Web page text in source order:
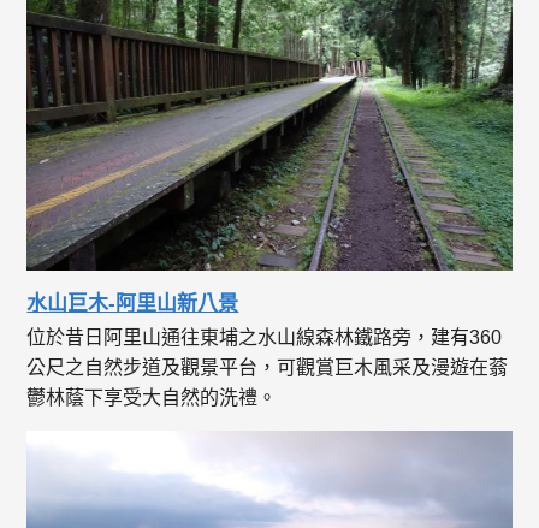
水山巨木-阿里山新八景
位於昔日阿里山通往東埔之水山線森林鐵路旁，建有360
公尺之自然步道及觀景平台，可觀賞巨木風采及漫遊在蓊
鬱林蔭下享受大自然的洗禮。